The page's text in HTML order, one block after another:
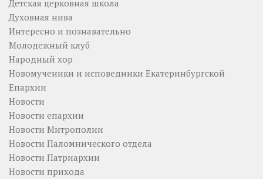
Детская церковная школа
Духовная нива
Интересно и познавательно
Молодежный клуб
Народный хор
Новомученики и исповедники Екатеринбургской
Епархии
Новости
Новости епархии
Новости Митрополии
Новости Паломнического отдела
Новости Патриархии
Новости прихода